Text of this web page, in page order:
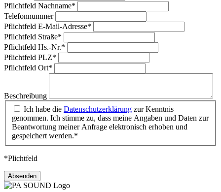
Pflichtfeld Nachname*
Telefonnummer
Pflichtfeld E-Mail-Adresse*
Pflichtfeld Straße*
Pflichtfeld Hs.-Nr.*
Pflichtfeld PLZ*
Pflichtfeld Ort*
Beschreibung
Ich habe die Datenschutzerklärung zur Kenntnis
genommen. Ich stimme zu, dass meine Angaben und Daten zur
Beantwortung meiner Anfrage elektronisch erhoben und
gespeichert werden.*
*Plichtfeld